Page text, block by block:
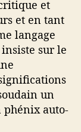
et
et en tant
langage
sur le
un
phénix auto-